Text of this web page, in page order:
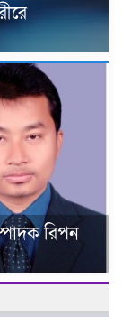
রিপন